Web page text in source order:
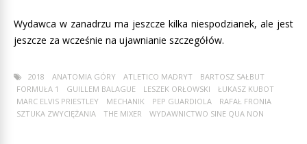
Wydawca w zanadrzu ma jeszcze kilka niespodzianek, ale jest
jeszcze za wcześnie na ujawnianie szczegółów.
2018 ANATOMIA GÓRY ATLETICO MADRYT
BARTOSZ SAŁBUT
FORMUŁA 1
GUILLEM BALAGUE LESZEK ORŁOWSKI
ŁUKASZ KUBOT
MARC ELVIS PRIESTLEY
MECHANIK PEP GUARDIOLA
RAFAŁ FRONIA
SZTUKA ZWYCIĘŻANIA
THE MIXER WYDAWNICTWO SINE QUA NON